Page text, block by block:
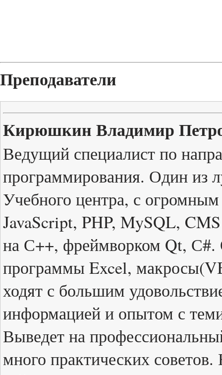
Преподаватели
Кирюшкин Владимир
Ведущий специалист по
программирования. Один из
Учебного центра, с
JavaScript, PHP, MySQL,
на С++, фреймворком Qt, С#.
программы Excel,
ходят с большим
информацией и опытом с
Выведет на
много практических